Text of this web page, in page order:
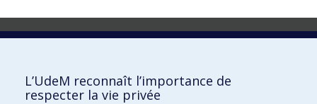
Laboratoire d'innovation
Vice-rectorat aux affaires étudiantes et aux études
L’UdeM reconnaît l’importance de
respecter la vie privée